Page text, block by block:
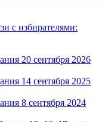
с избирателями:
20 сентября 2026
14 сентября 2025
8 сентября 2024